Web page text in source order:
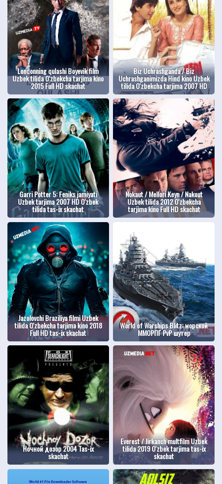
Londonning qulashi Boyevik film
Uzbek tilida O'zbekcha tarjima kino
2015 Full HD skachat
Biz Uchrashganda / Biz
Uchrashganimizda Hind kino Uzbek
tilida O'zbekcha tarjima 2007 HD
Garri Potter 5: Feniks jamiyati
Uzbek tarjima 2007 HD O'zbek
tilida tas-ix skachat
Nokaut / Mellori Keyn / Nakout
Uzbek tilida 2012 O'zbekcha
tarjima kino Full HD skachat
Jazolovchi Braziliya filmi Uzbek
tilida O'zbekcha tarjima kino 2018
Full HD tas-ix skachat
World of Warships Blitz: морской
ММОРПГ PvP шутер
Ночной дозор 2004 Tas-ix
skachat
Everest / Jirkanch multfilm Uzbek
tilida 2019 O'zbek tarjima tas-ix
skachat